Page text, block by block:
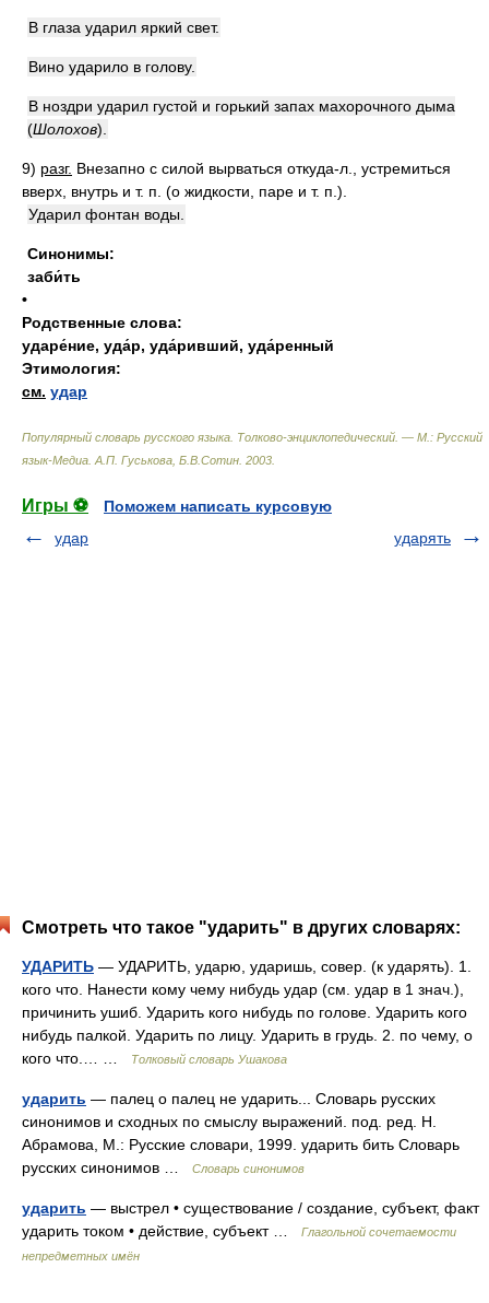
В глаза ударил яркий свет.
Вино ударило в голову.
В ноздри ударил густой и горький запах махорочного дыма
(Шолохов)
9) разг. Внезапно с силой вырваться откуда-л., устремиться
вверх, внутрь и т. п. (о жидкости, паре и т. п.).
Ударил фонтан воды.
Синонимы:
заби́ть
•
Родственные слова:
ударе́ние, уда́р, уда́ривший, уда́ренный
Этимология:
см. удар
Популярный словарь русского языка. Толково-энциклопедический. — М.: Русский
язык-Медиа А.П. Гуськова, Б.В.Сотин 2003
Игры ⚽
Поможем написать курсовую
удар
ударять
Смотреть что такое "ударить" в других словарях:
УДАРИТЬ — УДАРИТЬ, ударю, ударишь, совер. (к ударять). 1.
кого что. Нанести кому чему нибудь удар (см. удар в 1 знач.),
причинить ушиб. Ударить кого нибудь по голове. Ударить кого
нибудь палкой. Ударить по лицу. Ударить в грудь. 2. по чему, о
кого что.… …
Толковый словарь Ушакова
ударить — палец о палец не ударить... Словарь русских
синонимов и сходных по смыслу выражений. под. ред. Н.
Абрамова, М.: Русские словари, 1999. ударить бить Словарь
русских синонимов …
Словарь синонимов
ударить — выстрел • существование / создание, субъект, факт
ударить током • действие, субъект …
Глагольной сочетаемости
непредметных имён